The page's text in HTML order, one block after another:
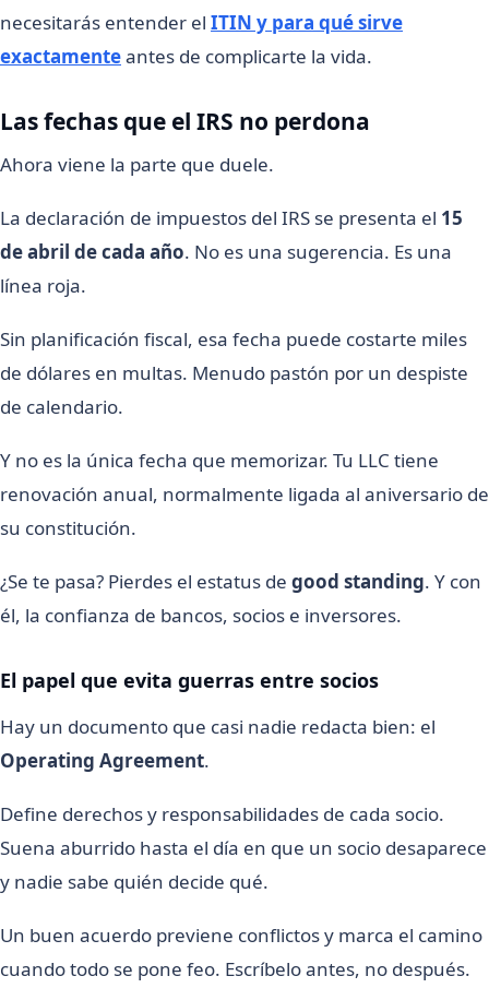
necesitarás entender el ITIN y para qué sirve
exactamenteantes de complicarte la vida.
Las fechas que el IRS no perdona
Ahora viene la parte que duele.
La declaración de impuestos del IRS se presenta el 15
de abril de cada año. No es una sugerencia. Es una
línea roja.
Sin planificación fiscal, esa fecha puede costarte miles
de dólares en multas. Menudo pastón por un despiste
de calendario.
Y no es la única fecha que memorizar. Tu LLC tiene
renovación anual, normalmente ligada al aniversario de
su constitución.
¿Se te pasa? Pierdes el estatus de good standing. Y con
él, la confianza de bancos, socios e inversores.
El papel que evita guerras entre socios
Hay un documento que casi nadie redacta bien: el
Operating Agreement.
Define derechos y responsabilidades de cada socio.
Suena aburrido hasta el día en que un socio desaparece
y nadie sabe quién decide qué.
Un buen acuerdo previene conflictos y marca el camino
cuando todo se pone feo. Escríbelo antes, no después.